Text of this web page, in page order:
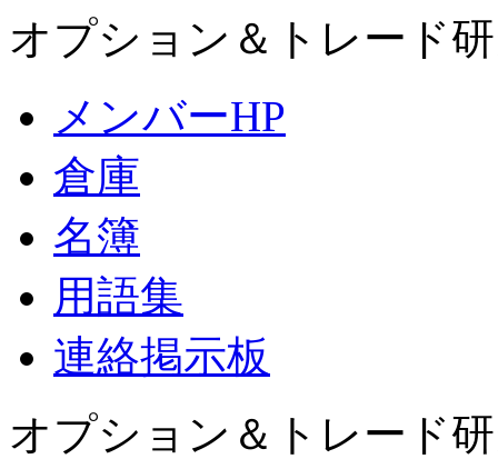
オプション＆トレード
メンバーHP
倉庫
名簿
用語集
連絡掲示板
オプション＆トレード